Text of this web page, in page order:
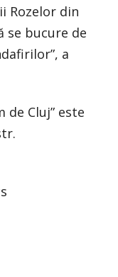
Rozelor din
se bucure de
a
de Cluj” este